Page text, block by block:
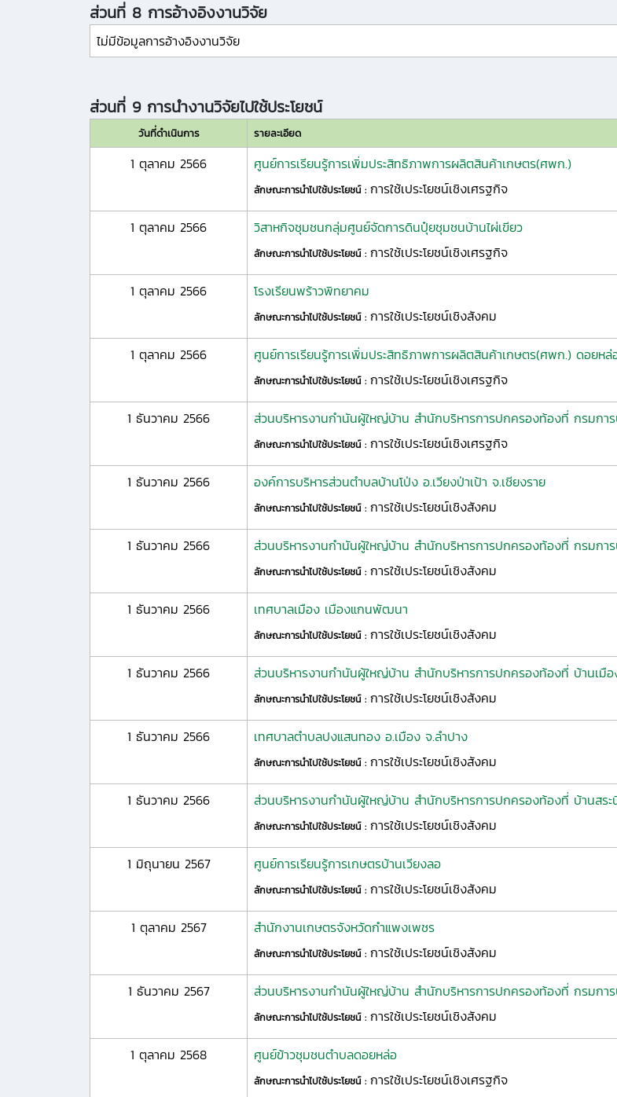
ส่วนที่ 8 การอ้างอิงงานวิจัย
ไม่มีข้อมูลการอ้างอิงงานวิจัย
ส่วนที่ 9 การนำงานวิจัยไปใช้ประโยชน์
วันที่ดำเนินการ รายละเอียด
1 ตุลาคม 2566 ศูนย์การเรียนรู้การเพิ่มประสิทธิภาพการผลิตสินค้าเกษตร(ศพก.)
ลักษณะการนำไปใช้ประโยชน์ : การใช้เประโยชน์เชิงเศรฐกิจ
1 ตุลาคม 2566 วิสาหกิจชุมชนกลุ่มศูนย์จัดการดินปุ๋ยชุมชนบ้านไผ่เขียว
ลักษณะการนำไปใช้ประโยชน์ : การใช้เประโยชน์เชิงเศรฐกิจ
1 ตุลาคม 2566 โรงเรียนพร้าวพิทยาคม
ลักษณะการนำไปใช้ประโยชน์ : การใช้เประโยชน์เชิงสังคม
1 ตุลาคม 2566 ศูนย์การเรียนรู้การเพิ่มประสิทธิภาพการผลิตสินค้าเกษตร(ศพก.) ดอยหล่
ลักษณะการนำไปใช้ประโยชน์ : การใช้เประโยชน์เชิงเศรฐกิจ
1 ธันวาคม 2566 ส่วนบริหารงานกำนันผู้ใหญ่บ้าน สำนักบริหารการปกครองท้องที่ กรมกา
ลักษณะการนำไปใช้ประโยชน์ : การใช้เประโยชน์เชิงเศรฐกิจ
1 ธันวาคม 2566 องค์การบริหารส่วนตำบลบ้านโป่ง อ.เวียงป่าเป้า จ.เชียงราย
ลักษณะการนำไปใช้ประโยชน์ : การใช้เประโยชน์เชิงสังคม
1 ธันวาคม 2566 ส่วนบริหารงานกำนันผู้ใหญ่บ้าน สำนักบริหารการปกครองท้องที่ กรมการ
ลักษณะการนำไปใช้ประโยชน์ : การใช้เประโยชน์เชิงสังคม
1 ธันวาคม 2566 เทศบาลเมือง เมืองแกนพัฒนา
ลักษณะการนำไปใช้ประโยชน์ : การใช้เประโยชน์เชิงสังคม
1 ธันวาคม 2566 ส่วนบริหารงานกำนันผู้ใหญ่บ้าน สำนักบริหารการปกครองท้องที่ บ้านเมือ
ลักษณะการนำไปใช้ประโยชน์ : การใช้เประโยชน์เชิงสังคม
1 ธันวาคม 2566 เทศบาลตำบลปงแสนทอง อ.เมือง จ.ลำปาง
ลักษณะการนำไปใช้ประโยชน์ : การใช้เประโยชน์เชิงสังคม
1 ธันวาคม 2566 ส่วนบริหารงานกำนันผู้ใหญ่บ้าน สำนักบริหารการปกครองท้องที่ บ้านสระ
ลักษณะการนำไปใช้ประโยชน์ : การใช้เประโยชน์เชิงสังคม
1 มิถุนายน 2567 ศูนย์การเรียนรู้การเกษตรบ้านเวียงลอ
ลักษณะการนำไปใช้ประโยชน์ : การใช้เประโยชน์เชิงสังคม
1 ตุลาคม 2567 สำนักงานเกษตรจังหวัดกำแพงเพชร
ลักษณะการนำไปใช้ประโยชน์ : การใช้เประโยชน์เชิงสังคม
1 ธันวาคม 2567 ส่วนบริหารงานกำนันผู้ใหญ่บ้าน สำนักบริหารการปกครองท้องที่ กรมกา
ลักษณะการนำไปใช้ประโยชน์ : การใช้เประโยชน์เชิงสังคม
1 ตุลาคม 2568 ศูนย์ข้าวชุมชนตำบลดอยหล่อ
ลักษณะการนำไปใช้ประโยชน์ : การใช้เประโยชน์เชิงเศรฐกิจ